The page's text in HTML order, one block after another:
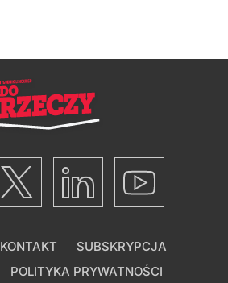
KONTAKT
SUBSKRYPCJA
POLITYKA PRYWATNOŚCI